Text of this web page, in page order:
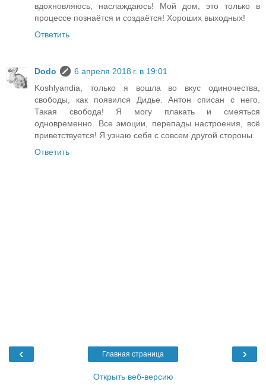
вдохновляюсь, наслаждаюсь! Мой дом, это только в
процессе познаётся и создаётся! Хороших выходных!
Ответить
Dodo
6 апреля 2018 г. в 19:01
Koshlyandia, только я вошла во вкус одиночества,
свободы, как появился Дидье. Антон списан с него.
Такая свобода! Я могу плакать и смеяться
одновременно. Все эмоции, перепады настроения, всё
приветствуется! Я узнаю себя с совсем другой стороны.
Ответить
‹ ›
Главная страница
Открыть веб-версию